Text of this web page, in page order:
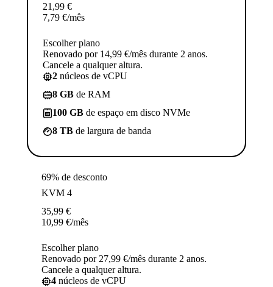
21,99 €
7,79 €/mês
Escolher plano
Renovado por 14,99 €/mês durante 2 anos.
Cancele a qualquer altura.
2 núcleos de vCPU
8 GB de RAM
100 GB de espaço em disco NVMe
8 TB de largura de banda
69% de desconto
KVM 4
35,99 €
10,99 €/mês
Escolher plano
Renovado por 27,99 €/mês durante 2 anos.
Cancele a qualquer altura.
4 núcleos de vCPU